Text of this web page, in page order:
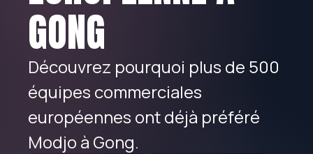
GONG
Découvrez pourquoi plus de 500
équipes commerciales
européennes ont déjà préféré
Modjo à Gong.